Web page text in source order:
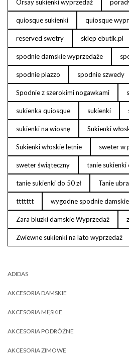
Orsay sukienki wyprzedaż
quiosque sukienki quiosque
reserved swetry sklep ebutik.pl
spodnie damskie wyprzedaże
spodnie plazzo spodnie szwedy
Spodnie z szerokimi nogawkami
sukienka quiosque sukienki
sukienki na wiosnę Sukienki
Sukienki włoskie letnie sweter w
sweter świąteczny tanie sukienki
tanie sukienki do 50 zł Tanie
ttttttt wygodne spodnie
Zara bluzki damskie Wyprzedaż
Zwiewne sukienki na lato wyprzedaż
ADIDAS
AKCESORIA DAMSKIE
AKCESORIA MĘSKIE
AKCESORIA PODRÓŻNE
AKCESORIA ZIMOWE